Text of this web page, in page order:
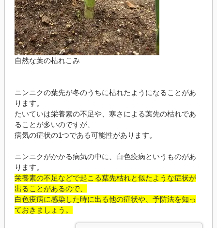
自然な葉の枯れこみ
ニンニクの葉先が冬のうちに枯れたようになることがあ
ります。
たいていは栄養素の不足や、寒さによる葉先の枯れであ
ることが多いのですが、
病気の症状の1つである可能性があります。
ニンニクがかかる病気の中に、白色疫病というものがあ
ります。
栄養素の不足などで起こる葉先枯れと似たような症状が
出ることがあるので、
白色疫病に感染した時に出る他の症状や、予防法を知っ
ておきましょう。